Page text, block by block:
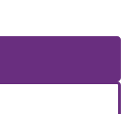
RIHANNA